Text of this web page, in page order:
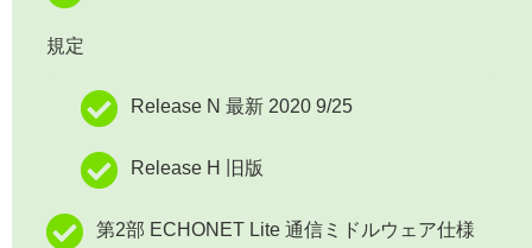
規定
Release N 最新 2020 9/25
Release H 旧版
第2部 ECHONET Lite 通信ミドルウェア仕様